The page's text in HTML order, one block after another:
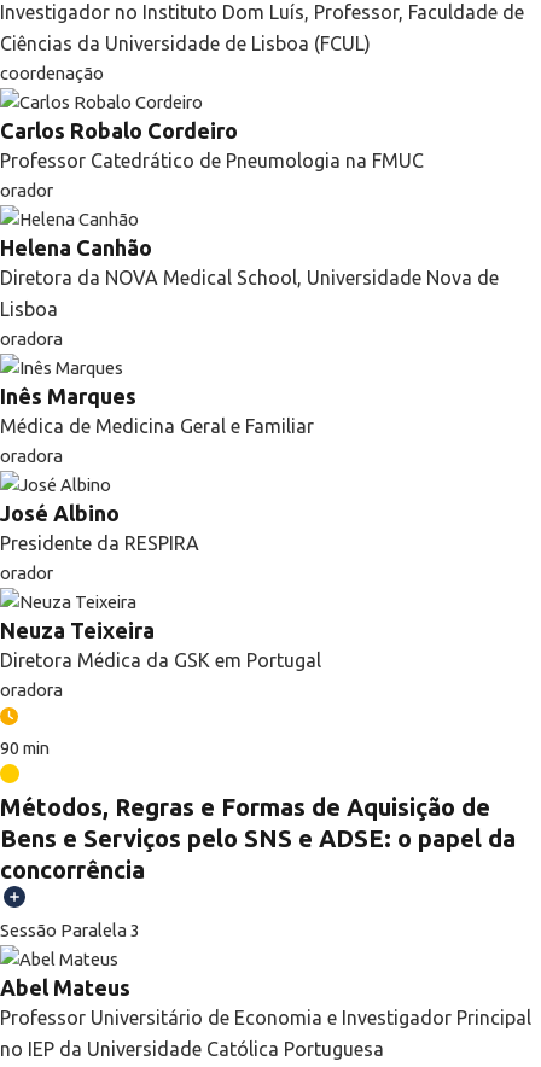
Investigador no Instituto Dom Luís, Professor, Faculdade de
Ciências da Universidade de Lisboa (FCUL)
coordenação
Carlos Robalo Cordeiro
Professor Catedrático de Pneumologia na FMUC
orador
Helena Canhão
Diretora da NOVA Medical School, Universidade Nova de
Lisboa
oradora
Inês Marques
Médica de Medicina Geral e Familiar
oradora
José Albino
Presidente da RESPIRA
orador
Neuza Teixeira
Diretora Médica da GSK em Portugal
oradora
90 min
Métodos, Regras e Formas de Aquisição de
Bens e Serviços pelo SNS e ADSE: o papel da
concorrência
Sessão Paralela 3
Abel Mateus
Professor Universitário de Economia e Investigador Principal
no IEP da Universidade Católica Portuguesa